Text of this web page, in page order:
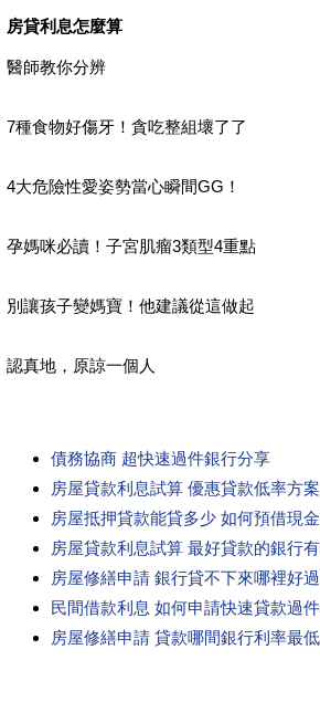
房貸利息怎麼算
醫師教你分辨
7種食物好傷牙！貪吃整組壞了了
4大危險性愛姿勢當心瞬間GG！
孕媽咪必讀！子宮肌瘤3類型4重點
別讓孩子變媽寶！他建議從這做起
認真地，原諒一個人
債務協商 超快速過件銀行分享
房屋貸款利息試算 優惠貸款低率方案
房屋抵押貸款能貸多少 如何預借現
房屋貸款利息試算 最好貸款的銀行
房屋修繕申請 銀行貸不下來哪裡好
民間借款利息 如何申請快速貸款過
房屋修繕申請 貸款哪間銀行利率最